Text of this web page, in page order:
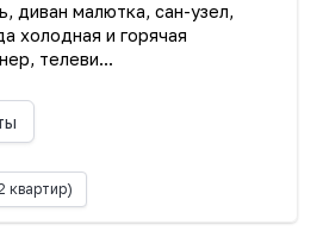
диван малютка, сан-узел,
холодная и горячая
телеви...
квартир)